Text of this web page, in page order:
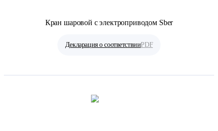
Кран шаровой с электроприводом Sber
Декларация о соответствииPDF